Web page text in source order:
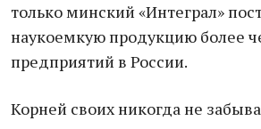
только минский «Интеграл»
наукоемкую продукцию более
предприятий в России.
Корней своих никогда не